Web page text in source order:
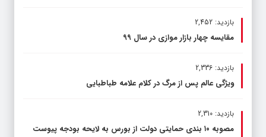
بازدید: 2,452
مقایسه چهار بازار موازی در سال ۹۹
بازدید: 2,336
ویژگی عالم پس از مرگ در کلام علامه طباطبایی
بازدید: 2,310
مصوبه ۱۰ بندی حمایتی دولت از بورس به لایحه بودجه پیوست